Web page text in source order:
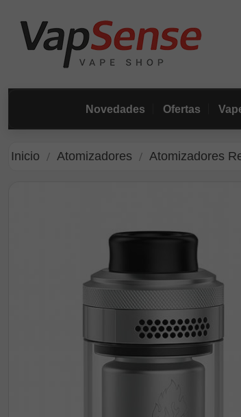
Novedades Ofertas
Inicio Atomizadores Atomizadores